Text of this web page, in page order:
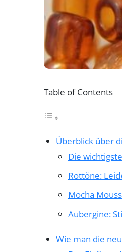
Table of Contents
Überblick über
Die
Rottöne:
Mocha
Aubergine:
Wie man die